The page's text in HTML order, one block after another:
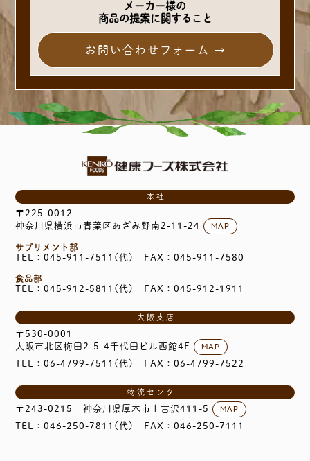
メーカー様の
商品の提案に関すること
お問い合わせフォーム →
本社
〒225-0012
神奈川県横浜市青葉区あざみ野南2-11-24
MAP
サプリメント部
TEL：045-911-7511(代) FAX：045-911-7580
食品部
TEL：045-912-5811(代) FAX：045-912-1911
大阪支店
〒530-0001
大阪市北区梅田2-5-4千代田ビル西館4F
MAP
TEL：06-4799-7511(代) FAX：06-4799-7522
物流センター
〒243-0215 神奈川県厚木市上古沢411-5 MAP
TEL：046-250-7811(代) FAX：046-250-7111